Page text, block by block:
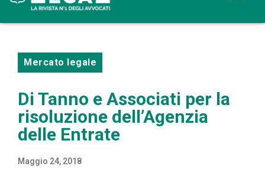
Mercato legale
Di Tanno e Associati per la
risoluzione dell’Agenzia
delle Entrate
Maggio 24, 2018